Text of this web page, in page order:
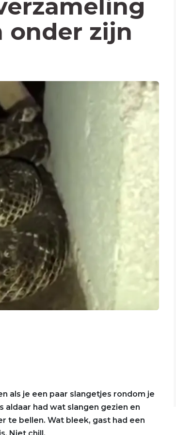
onder zijn
als je een paar slangetjes rondom je
aldaar had wat slangen gezien en
te bellen. Wat bleek, gast had een
Niet chill.